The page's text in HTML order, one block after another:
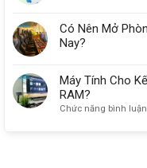
Có Nên Mở
Nay?
Máy Tính Cho
RAM?
Chức năng bình